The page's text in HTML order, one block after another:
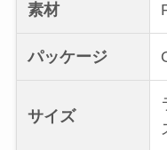
素材
パッケージ
サイズ